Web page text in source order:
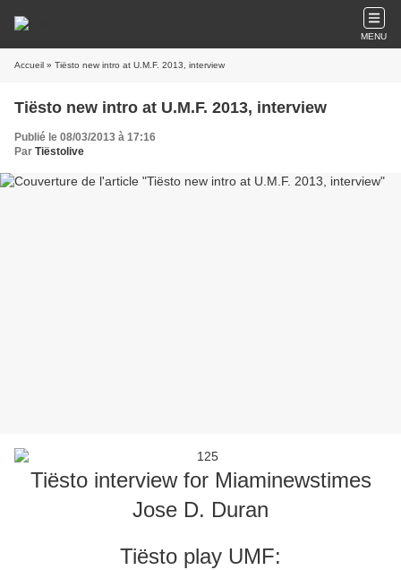
MENU
Accueil » Tiësto new intro at U.M.F. 2013, interview
Tiësto new intro at U.M.F. 2013, interview
Publié le 08/03/2013 à 17:16
Par Tiëstolive
Tiësto interview for Miaminewstimes
Jose D. Duran
Tiësto play UMF: